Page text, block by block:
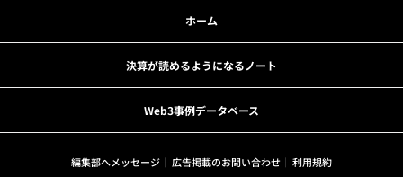
ホーム
決算が読めるようになるノート
Web3事例データベース
編集部へメッセージ 広告掲載のお問い合わせ 利用規約